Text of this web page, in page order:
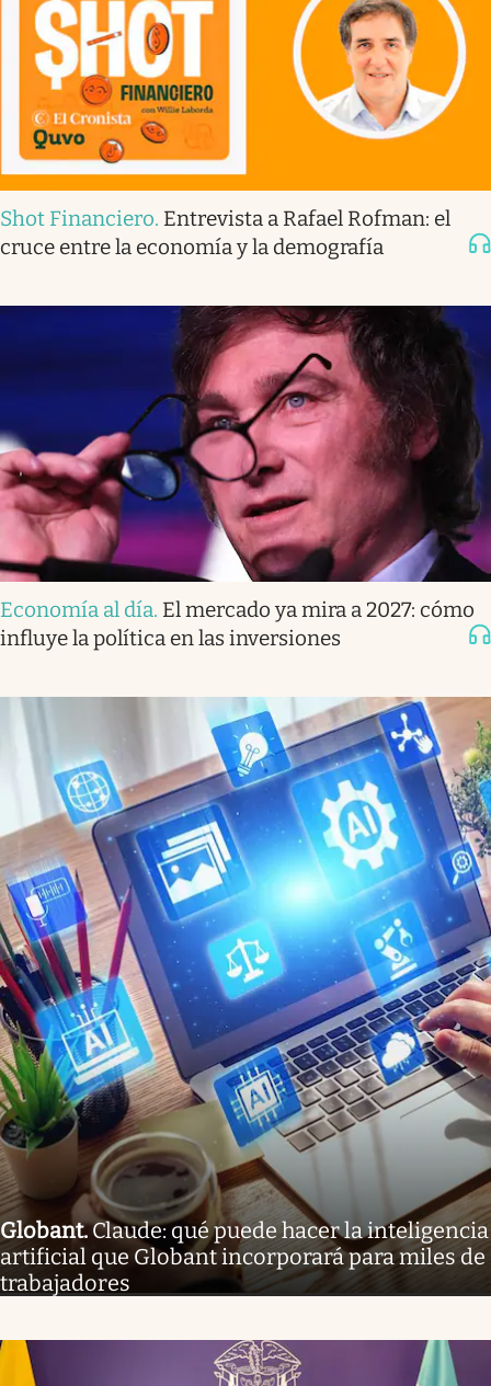
Shot Financiero. Entrevista a Rafael Rofman: el
cruce entre la economía y la demografía
Economía al día. El mercado ya mira a 2027: cómo
influye la política en las inversiones
Globant.Claude: qué puede hacer la inteligencia
artificial que Globant incorporará para miles de
trabajadores